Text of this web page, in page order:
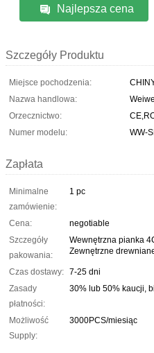
Najlepsza cena
Szczegóły Produktu
Miejsce pochodzenia:
Nazwa handlowa:
Orzecznictwo:
Numer modelu:
WW-
Zapłata
Minimalne
zamówienie:
1 pc
Cena:
negotiable
Szczegóły
pakowania:
Wewnętrzna pianka
Zewnętrzne
Czas dostawy: 7-25 dni
Zasady
płatności:
30% lub 50% kaucji,
Możliwość
Supply:
3000PCS/miesiąc